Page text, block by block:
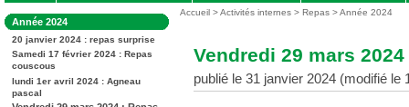
à
la
recherche
Dans
la
rubrique
:
Année 2024
20 janvier 2024 : repas surprise
Samedi 17 février 2024 : Repas
couscous
lundi 1er avril 2024 : Agneau
pascal
Vous
Accueil >Activités internes >Repas >Année 2024
Vendredi 29 mars
publié le 31 janvier 2024 (modifié le